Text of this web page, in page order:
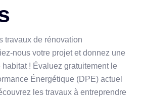
travaux de rénovation
nous votre projet et donnez une
! Évaluez gratuitement le
Énergétique (DPE) actuel
les travaux à entreprendre